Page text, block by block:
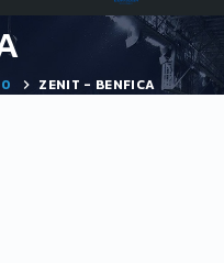
ZENIT - BENFICA